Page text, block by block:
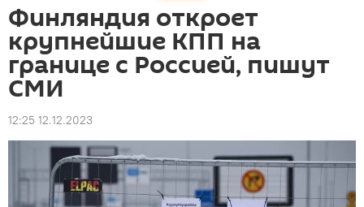
Финляндия откроет
крупнейшие КПП на
границе с Россией, пишут
СМИ
12:25 12.12.2023